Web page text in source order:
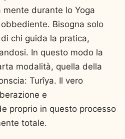
durante lo Yoga
Bisogna solo
chi guida la pratica,
In questo modo la
modalità, quella della
Turîya. Il vero
e
proprio in questo processo
totale.